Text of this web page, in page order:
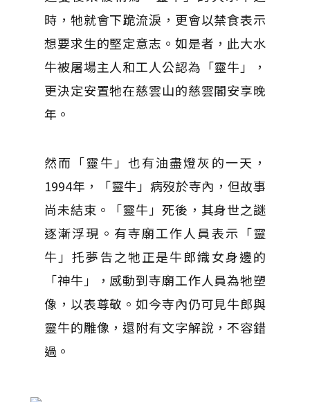
時，牠就會下跪流淚，更會以禁食表示
想要求生的堅定意志。如是者，此大水
牛被屠場主人和工人公認為「靈牛」，
更決定安置牠在慈雲山的慈雲閣安享晚
年。
然而「靈牛」也有油盡燈灰的一天，
1994年，「靈牛」病歿於寺內，但故事
尚未結束。「靈牛」死後，其身世之謎
逐漸浮現。有寺廟工作人員表示「靈
牛」托夢告之牠正是牛郎織女身邊的
「神牛」，感動到寺廟工作人員為牠塑
像，以表尊敬。如今寺內仍可見牛郎與
靈牛的雕像，還附有文字解說，不容錯
過。